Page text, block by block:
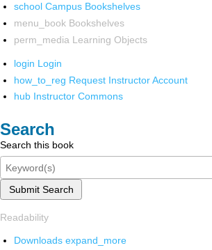
school Campus Bookshelves
menu_book Bookshelves
perm_media Learning Objects
login Login
how_to_reg Request Instructor Account
hub Instructor Commons
Search
Search this book
Submit Search
Readability
Downloads expand_more